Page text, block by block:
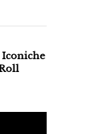
Iconiche